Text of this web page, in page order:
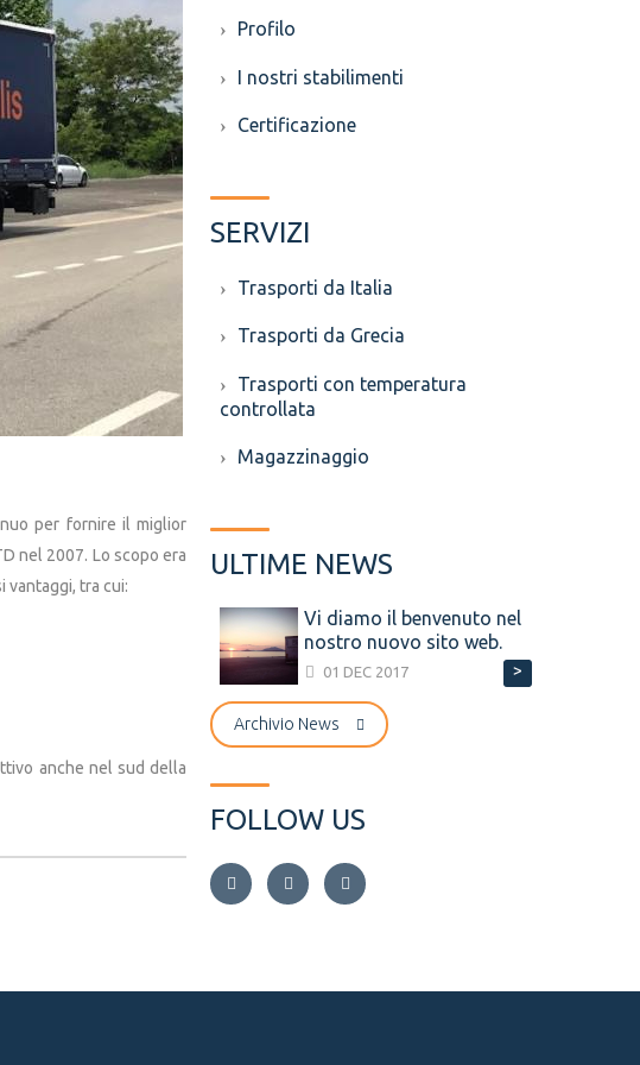
per fornire il miglior
nel 2007. Lo scopo era
vantaggi, tra cui:
anche nel sud della
Profilo
I nostri stabilimenti
Certificazione
SERVIZI
Trasporti da Italia
Trasporti da Grecia
Trasporti con temperatura
controllata
Magazzinaggio
ULTIME NEWS
Vi diamo il benvenuto nel
nostro nuovo sito web.
01 DEC 2017 >
Archivio News
FOLLOW US